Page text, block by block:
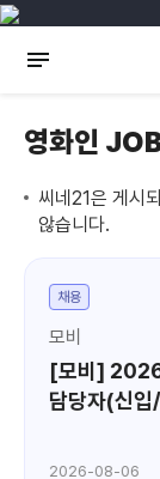
영화인
씨네21은 게시
않습니다.
채용
모비
[모비] 2026
담당자(신입
2026-08-06